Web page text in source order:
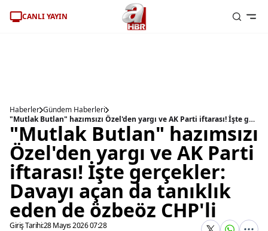
CANLI YAYIN
Haberler Gündem Haberleri
"Mutlak Butlan" hazımsızı Özel'den yargı ve AK Parti iftarası! İşte gerçekler: Davayı açan da tanıklık eden de özbeöz CHP'li
"Mutlak Butlan" hazımsızı
Özel'den yargı ve AK Parti
iftarası! İşte gerçekler:
Davayı açan da tanıklık
eden de özbeöz CHP'li
Giriş Tarihi:28 Mayıs 2026 07:28